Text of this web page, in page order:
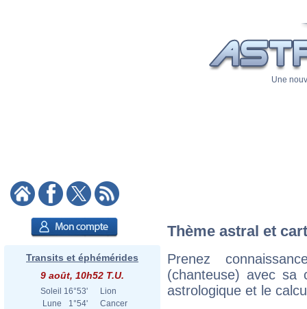
Une
Transits et éphémérides
9 août, 10h52 T.U.
Soleil 16°53'
Lion
Lune
1°54'
Cancer
Thème astral et
Prenez
(chanteuse) avec sa
astrologique et le